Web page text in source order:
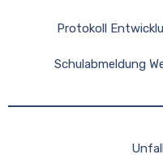
Protokoll
Schulabmeldung